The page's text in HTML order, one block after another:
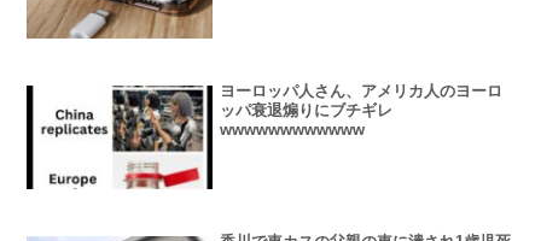
ヨーロッパ人さん、アメリカ人のヨーロ
ッパ衰退煽りにブチギレ
wwwwwwwwwwww